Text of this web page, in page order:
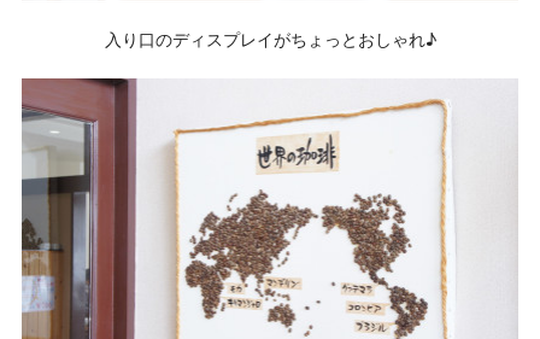
入り口のディスプレイがちょっとおしゃれ♪